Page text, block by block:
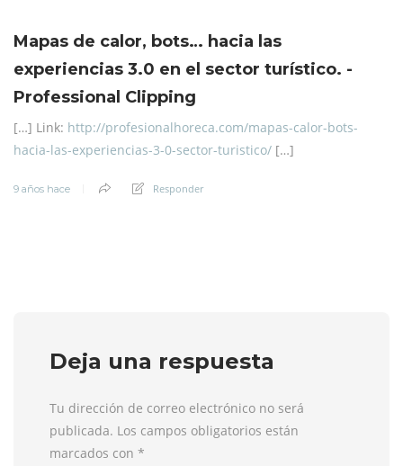
Mapas de calor, bots… hacia las
experiencias 3.0 en el sector turístico. -
Professional Clipping
[…] Link: http://profesionalhoreca.com/mapas-calor-bots-
hacia-las-experiencias-3-0-sector-turistico/ […]
9 años hace Responder
Deja una respuesta
Tu dirección de correo electrónico no será
publicada. Los campos obligatorios están
marcados con *